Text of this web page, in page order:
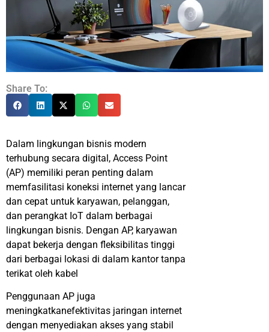
Share To:
Dalam lingkungan bisnis modern
terhubung secara digital, Access Point
(AP) memiliki peran penting dalam
memfasilitasi koneksi internet yang lancar
dan cepat untuk karyawan, pelanggan,
dan perangkat IoT dalam berbagai
lingkungan bisnis. Dengan AP, karyawan
dapat bekerja dengan fleksibilitas tinggi
dari berbagai lokasi di dalam kantor tanpa
terikat oleh kabel
Penggunaan AP juga
meningkatkanefektivitas jaringan internet
dengan menyediakan akses yang stabil